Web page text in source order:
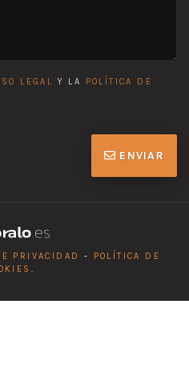
LEGAL Y LA
POLÍTICA DE
ENVIAR
PRIVACIDAD -
POLÍTICA DE
.